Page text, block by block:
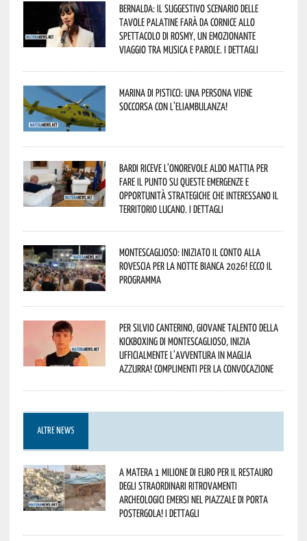
Bernalda: il suggestivo scenario delle
Tavole Palatine farà da cornice allo
spettacolo di Rosmy, un emozionante
viaggio tra musica e parole. I dettagli
Marina di Pisticci: una persona viene
soccorsa con l’eliambulanza!
Bardi riceve l’onorevole Aldo Mattia per
fare il punto su queste emergenze e
opportunità strategiche che interessano il
territorio lucano. I dettagli
Montescaglioso: iniziato il conto alla
rovescia per la Notte Bianca 2026! Ecco il
programma
Per Silvio Canterino, giovane talento della
kickboxing di Montescaglioso, inizia
ufficialmente l’avventura in maglia
azzurra! Complimenti per la convocazione
ALTRE NEWS
A Matera 1 milione di euro per il restauro
degli straordinari ritrovamenti
archeologici emersi nel piazzale di Porta
Postergola! I dettagli